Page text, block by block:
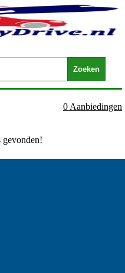
- TREGUIER
0 Aanbiedingen
gevonden!